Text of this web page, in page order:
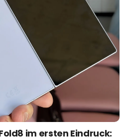
im ersten Eindruck: